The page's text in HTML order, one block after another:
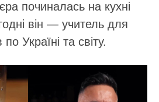
починалась на кухні
він — учитель для
по Україні та світу.